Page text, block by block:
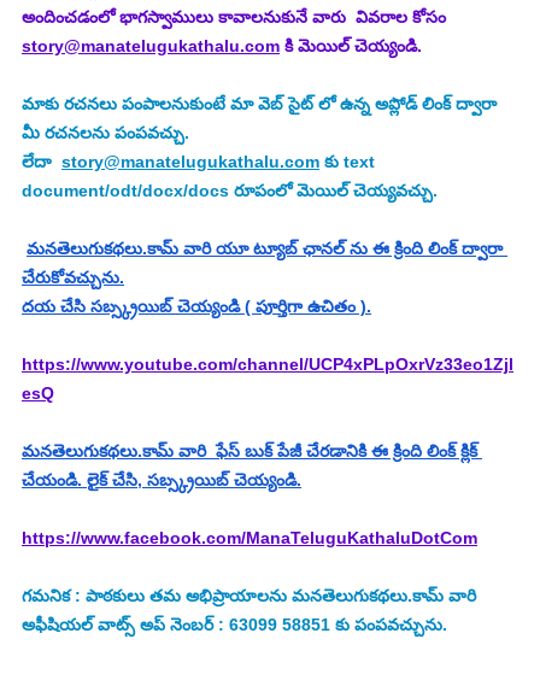
అందించడంలో భాగస్వాములు కావాలనుకునే వారు  వివరాల కోసం
story@manatelugukathalu.com కి మెయిల్ చెయ్యండి.
మాకు రచనలు పంపాలనుకుంటే మా వెబ్ సైట్ లో ఉన్న అప్లోడ్ లింక్ ద్వారా
మీ రచనలను పంపవచ్చు.
లేదా story@manatelugukathalu.com కు text
document/odt/docx/docs రూపంలో మెయిల్ చెయ్యవచ్చు.
మనతెలుగుకథలు.కామ్ వారి యూ ట్యూబ్ ఛానల్ ను ఈ క్రింది లింక్ ద్వారా
చేరుకోవచ్చును.
దయ చేసి సబ్స్క్రయిబ్ చెయ్యండి ( పూర్తిగా ఉచితం ).
https://www.youtube.com/channel/UCP4xPLpOxrVz33eo1Zjl
esQ
మనతెలుగుకథలు.కామ్ వారి  ఫేస్ బుక్ పేజీ చేరడానికి ఈ క్రింది లింక్ క్లిక్
చేయండి. లైక్ చేసి, సబ్స్క్రయిబ్ చెయ్యండి.
https://www.facebook.com/ManaTeluguKathaluDotCom
గమనిక : పాఠకులు తమ అభిప్రాయాలను మనతెలుగుకథలు.కామ్ వారి
అఫీషియల్ వాట్స్ అప్ నెంబర్ : 63099 58851 కు పంపవచ్చును.